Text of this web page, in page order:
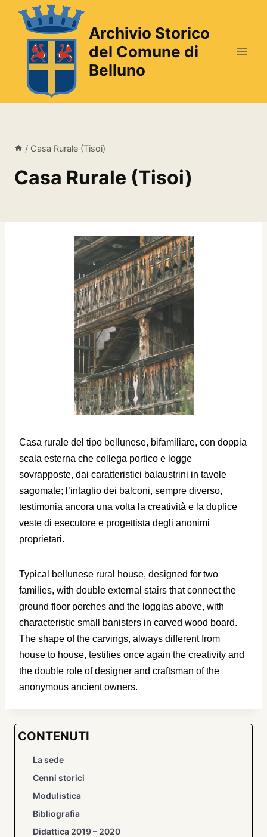
Salta
contenuto
Archivio Storico
del Comune di
Belluno
/ Casa Rurale (Tisoi)
Casa Rurale (Tisoi)
Casa rurale del tipo bellunese, bifamiliare, con doppia
scala esterna che collega portico e logge
sovrapposte, dai caratteristici balaustrini in tavole
sagomate; l’intaglio dei balconi, sempre diverso,
testimonia ancora una volta la creatività e la duplice
veste di esecutore e progettista degli anonimi
proprietari.
Typical bellunese rural house, designed for two
families, with double external stairs that connect the
ground floor porches and the loggias above, with
characteristic small banisters in carved wood board.
The shape of the carvings, always different from
house to house, testifies once again the creativity and
the double role of designer and craftsman of the
anonymous ancient owners.
CONTENUTI
La sede
Cenni storici
Modulistica
Bibliografia
Didattica 2019 – 2020